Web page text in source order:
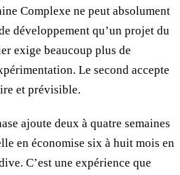
Complexe ne peut absolument
développement qu’un projet du
exige beaucoup plus de
Le second accepte
et prévisible.
ajoute deux à quatre semaines
en économise six à huit mois en
C’est une expérience que